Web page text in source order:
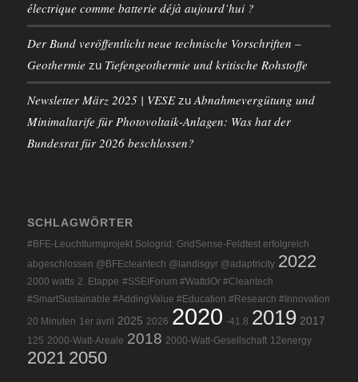
électrique comme batterie déjà aujourd’hui ?
Der Bund veröffentlicht neue technische Vorschriften –
Geothermie zu Tiefengeothermie und kritische Rohstoffe
Newsletter März 2025 | VESEzu Abnahmevergütung und
Minimaltarife für Photovoltaik-Anlagen: Was hat der
Bundesrat für 2026 beschlossen?
SCHLAGWÖRTER
#BFE-Leuchtturmprojekt Sologrid: GridSense-Feldtest erfolgreich
abgeschlossen @BFEcleantech @landisgyr @adaptricity 2022
2000 watts 2. Etappe #SSEIForum #WattdOr #Cleantech
#SmartSustainable #AddingValue #Education #Research #Innovation
20 Minuten 1er avril 2025 2026 2020 -41.8 2019 2017
125 2000-Watt-Areale 2018 2000-Watt-Gesellschaft 12energy
2021 2050